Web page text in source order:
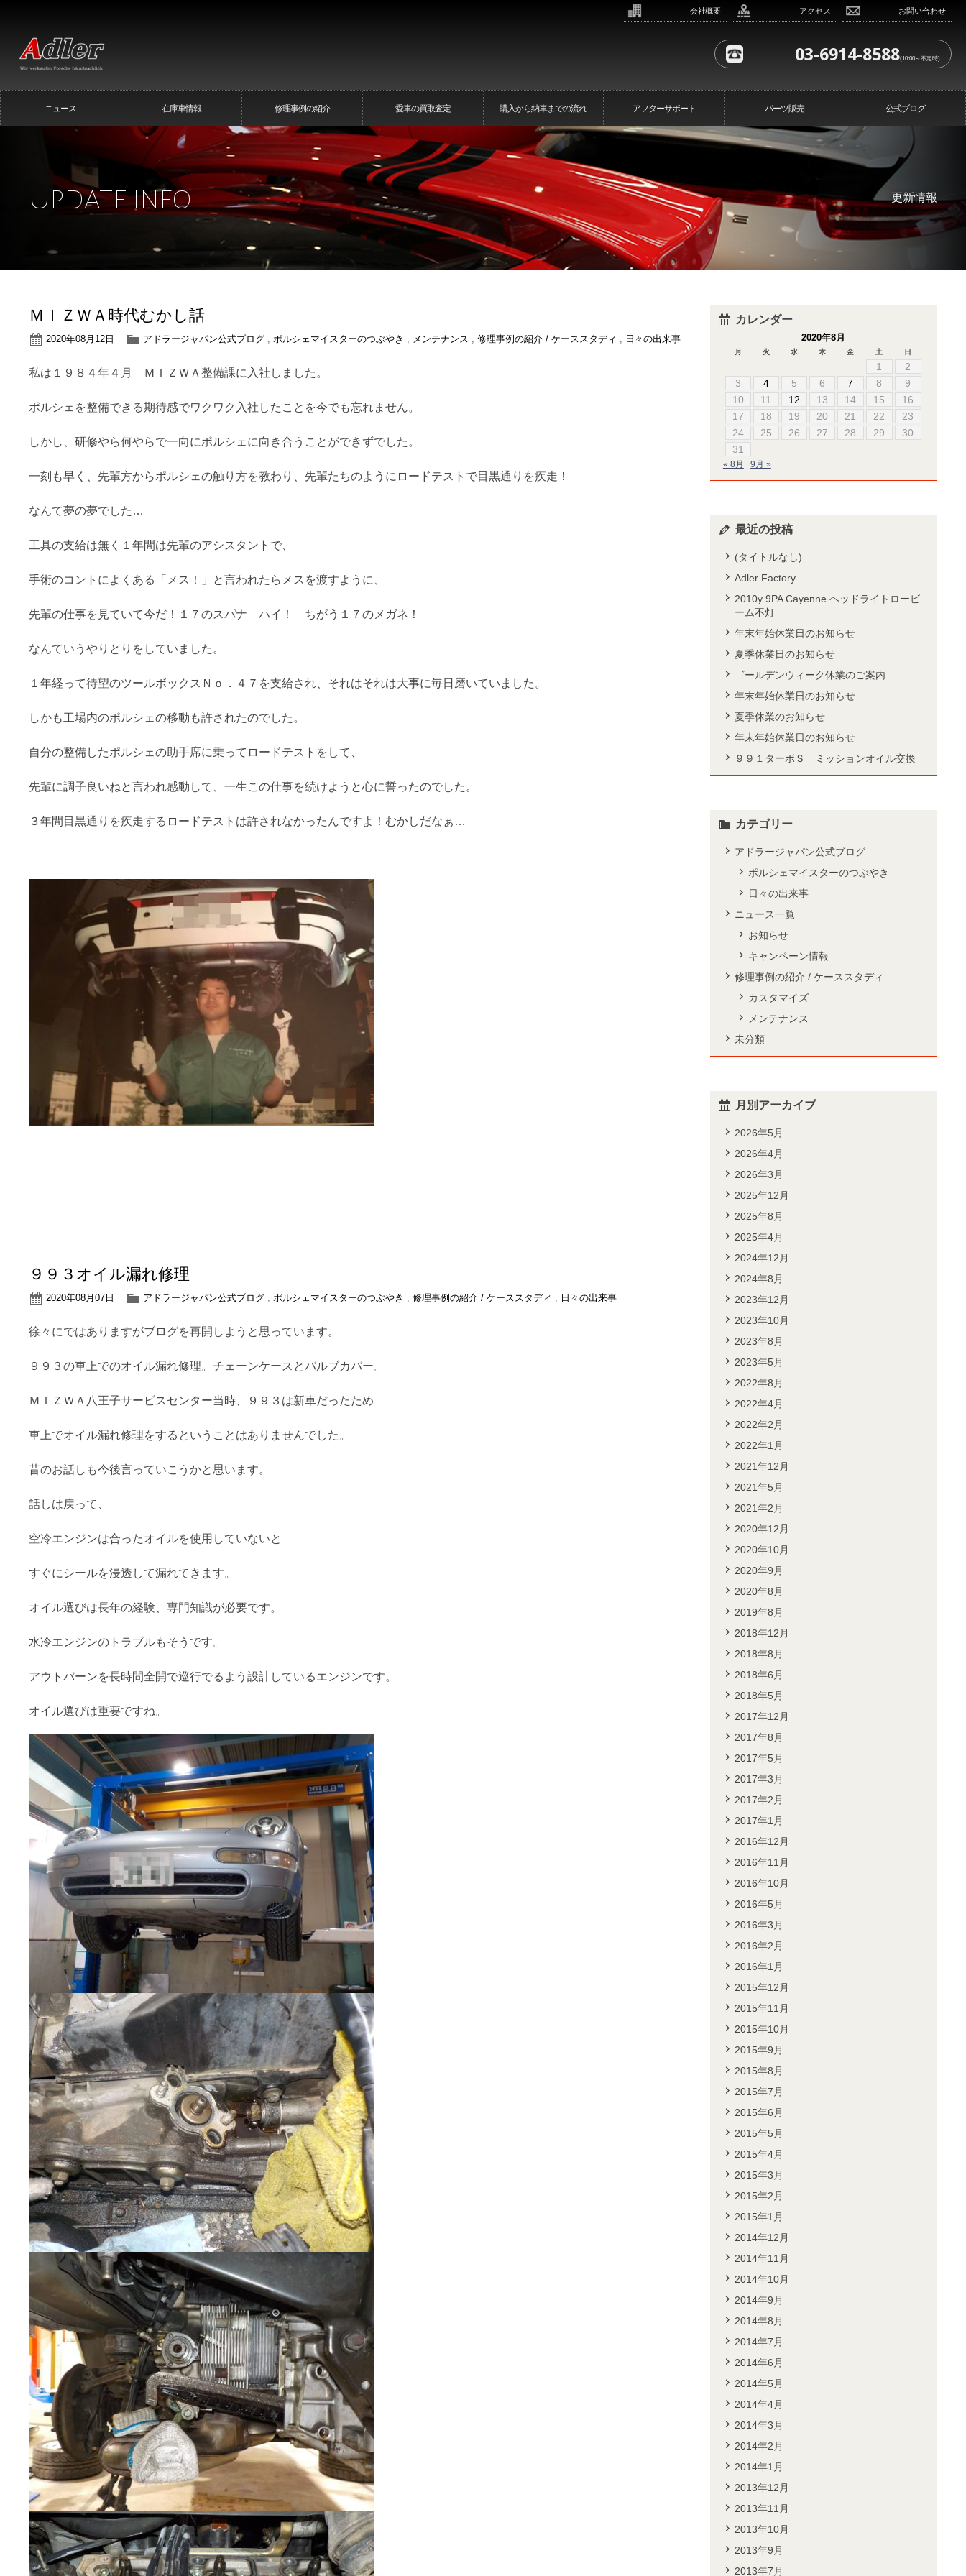
会社概要 アクセス お問い合わせ
03-6914-8588(10:00～不定時)
ニュース 在庫車情報 修理事例の紹介 愛車の買取査定 購入から納車までの流れ アフターサポート パーツ販売 公式ブログ
Update info 更新情報
ＭＩＺＷＡ時代むかし話
2020年08月12日 アドラージャパン公式ブログ ポルシェマイスターのつぶやき メンテナンス 修理事例の紹介 / ケーススタディ 日々の出来事
私は１９８４年４月 ＭＩＺＷＡ整備課に入社しました。
ポルシェを整備できる期待感でワクワク入社したことを今でも忘れません。
しかし、研修やら何やらで一向にポルシェに向き合うことができずでした。
一刻も早く、先輩方からポルシェの触り方を教わり、先輩たちのようにロードテストで目黒通りを疾走！
なんて夢の夢でした…
工具の支給は無く１年間は先輩のアシスタントで、
手術のコントによくある「メス！」と言われたらメスを渡すように、
先輩の仕事を見ていて今だ！１７のスパナ ハイ！ ちがう１７のメガネ！
なんていうやりとりをしていました。
１年経って待望のツールボックスＮｏ．４７を支給され、それはそれは大事に毎日磨いていました。
しかも工場内のポルシェの移動も許されたのでした。
自分の整備したポルシェの助手席に乗ってロードテストをして、
先輩に調子良いねと言われ感動して、一生この仕事を続けようと心に誓ったのでした。
３年間目黒通りを疾走するロードテストは許されなかったんですよ！むかしだなぁ…
９９３オイル漏れ修理
2020年08月07日 アドラージャパン公式ブログ ポルシェマイスターのつぶやき 修理事例の紹介 / ケーススタディ 日々の出来事
徐々にではありますがブログを再開しようと思っています。
９９３の車上でのオイル漏れ修理。チェーンケースとバルブカバー。
ＭＩＺＷＡ八王子サービスセンター当時、９９３は新車だったため
車上でオイル漏れ修理をするということはありませんでした。
昔のお話しも今後言っていこうかと思います。
話しは戻って、
空冷エンジンは合ったオイルを使用していないと
すぐにシールを浸透して漏れてきます。
オイル選びは長年の経験、専門知識が必要です。
水冷エンジンのトラブルもそうです。
アウトバーンを長時間全開で巡行でるよう設計しているエンジンです。
オイル選びは重要ですね。
カレンダー
2020年8月
月 火 水 木 金 土 日
1
2
3
4 5 6 7 8
9
10
11 12 13 14 15
16
17
18 19 20 21 22
23
24
25 26 27 28 29
30
31
« 8月 9月 »
最近の投稿
(タイトルなし)
Adler Factory
2010y 9PA Cayenne ヘッドライトロービ
ーム不灯
年末年始休業日のお知らせ
夏季休業日のお知らせ
ゴールデンウィーク休業のご案内
年末年始休業日のお知らせ
夏季休業のお知らせ
年末年始休業日のお知らせ
９９１ターボＳ ミッションオイル交換
カテゴリー
アドラージャパン公式ブログ
ポルシェマイスターのつぶやき
日々の出来事
ニュース一覧
お知らせ
キャンペーン情報
修理事例の紹介 / ケーススタディ
カスタマイズ
メンテナンス
未分類
月別アーカイブ
2026年5月
2026年4月
2026年3月
2025年12月
2025年8月
2025年4月
2024年12月
2024年8月
2023年12月
2023年10月
2023年8月
2023年5月
2022年8月
2022年4月
2022年2月
2022年1月
2021年12月
2021年5月
2021年2月
2020年12月
2020年10月
2020年9月
2020年8月
2019年8月
2018年12月
2018年8月
2018年6月
2018年5月
2017年12月
2017年8月
2017年5月
2017年3月
2017年2月
2017年1月
2016年12月
2016年11月
2016年10月
2016年5月
2016年3月
2016年2月
2016年1月
2015年12月
2015年11月
2015年10月
2015年9月
2015年8月
2015年7月
2015年6月
2015年5月
2015年4月
2015年3月
2015年2月
2015年1月
2014年12月
2014年11月
2014年10月
2014年9月
2014年8月
2014年7月
2014年6月
2014年5月
2014年4月
2014年3月
2014年2月
2014年1月
2013年12月
2013年11月
2013年10月
2013年9月
2013年7月